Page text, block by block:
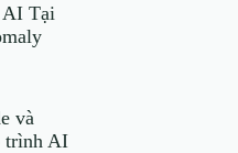
AI Tại
và
trình AI